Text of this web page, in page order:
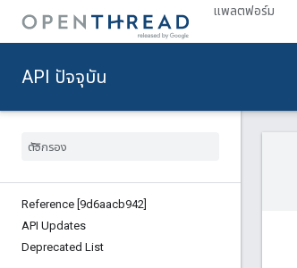
แพลตฟอร์ม
API ปัจจุบัน
Reference [9d6aacb942]
API Updates
Deprecated List